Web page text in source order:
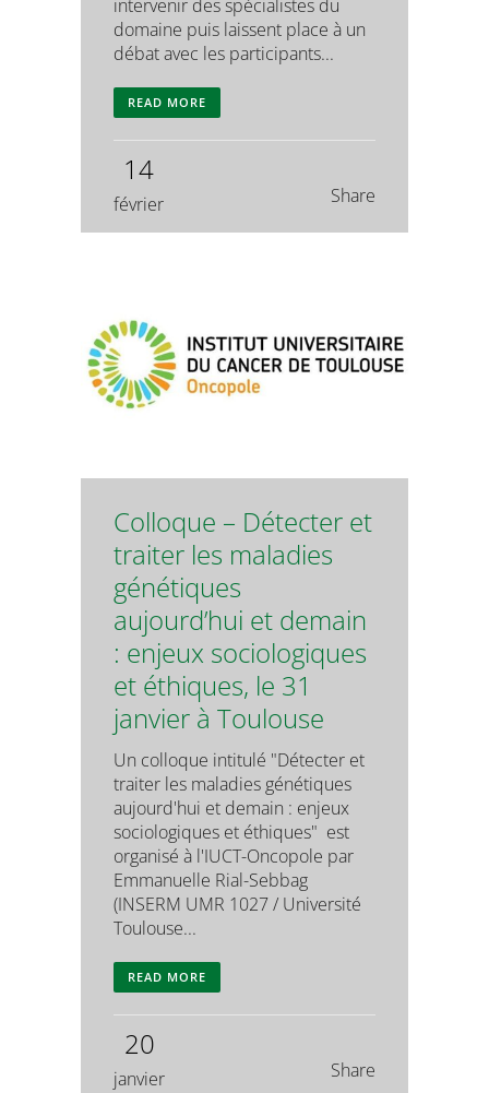
intervenir des spécialistes du
domaine puis laissent place à un
débat avec les participants...
READ MORE
14
février Share
Colloque – Détecter et
traiter les maladies
génétiques
aujourd’hui et demain
: enjeux sociologiques
et éthiques, le 31
janvier à Toulouse
Un colloque intitulé "Détecter et
traiter les maladies génétiques
aujourd'hui et demain : enjeux
sociologiques et éthiques" est
organisé à l'IUCT-Oncopole par
Emmanuelle Rial-Sebbag
(INSERM UMR 1027 / Université
Toulouse...
READ MORE
20
janvier Share